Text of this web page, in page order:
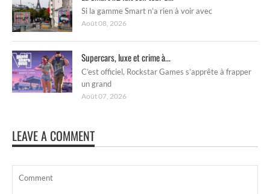
Si la gamme Smart n’a rien à voir avec
Août 08, 2026
Supercars, luxe et crime à...
C’est officiel, Rockstar Games s’apprête à frapper
un grand
Août 07, 2026
LEAVE A COMMENT